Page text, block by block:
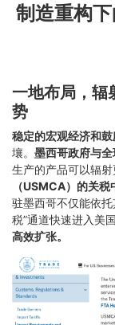
制造重构
一地布局，辐
势
稳定的宏观经济和鼓
壤。 墨西哥政府与
生产的产品可以辐射
（USMCA）的关税
驻墨西哥不仅能依
税”通道快速进入美
高效扩张。